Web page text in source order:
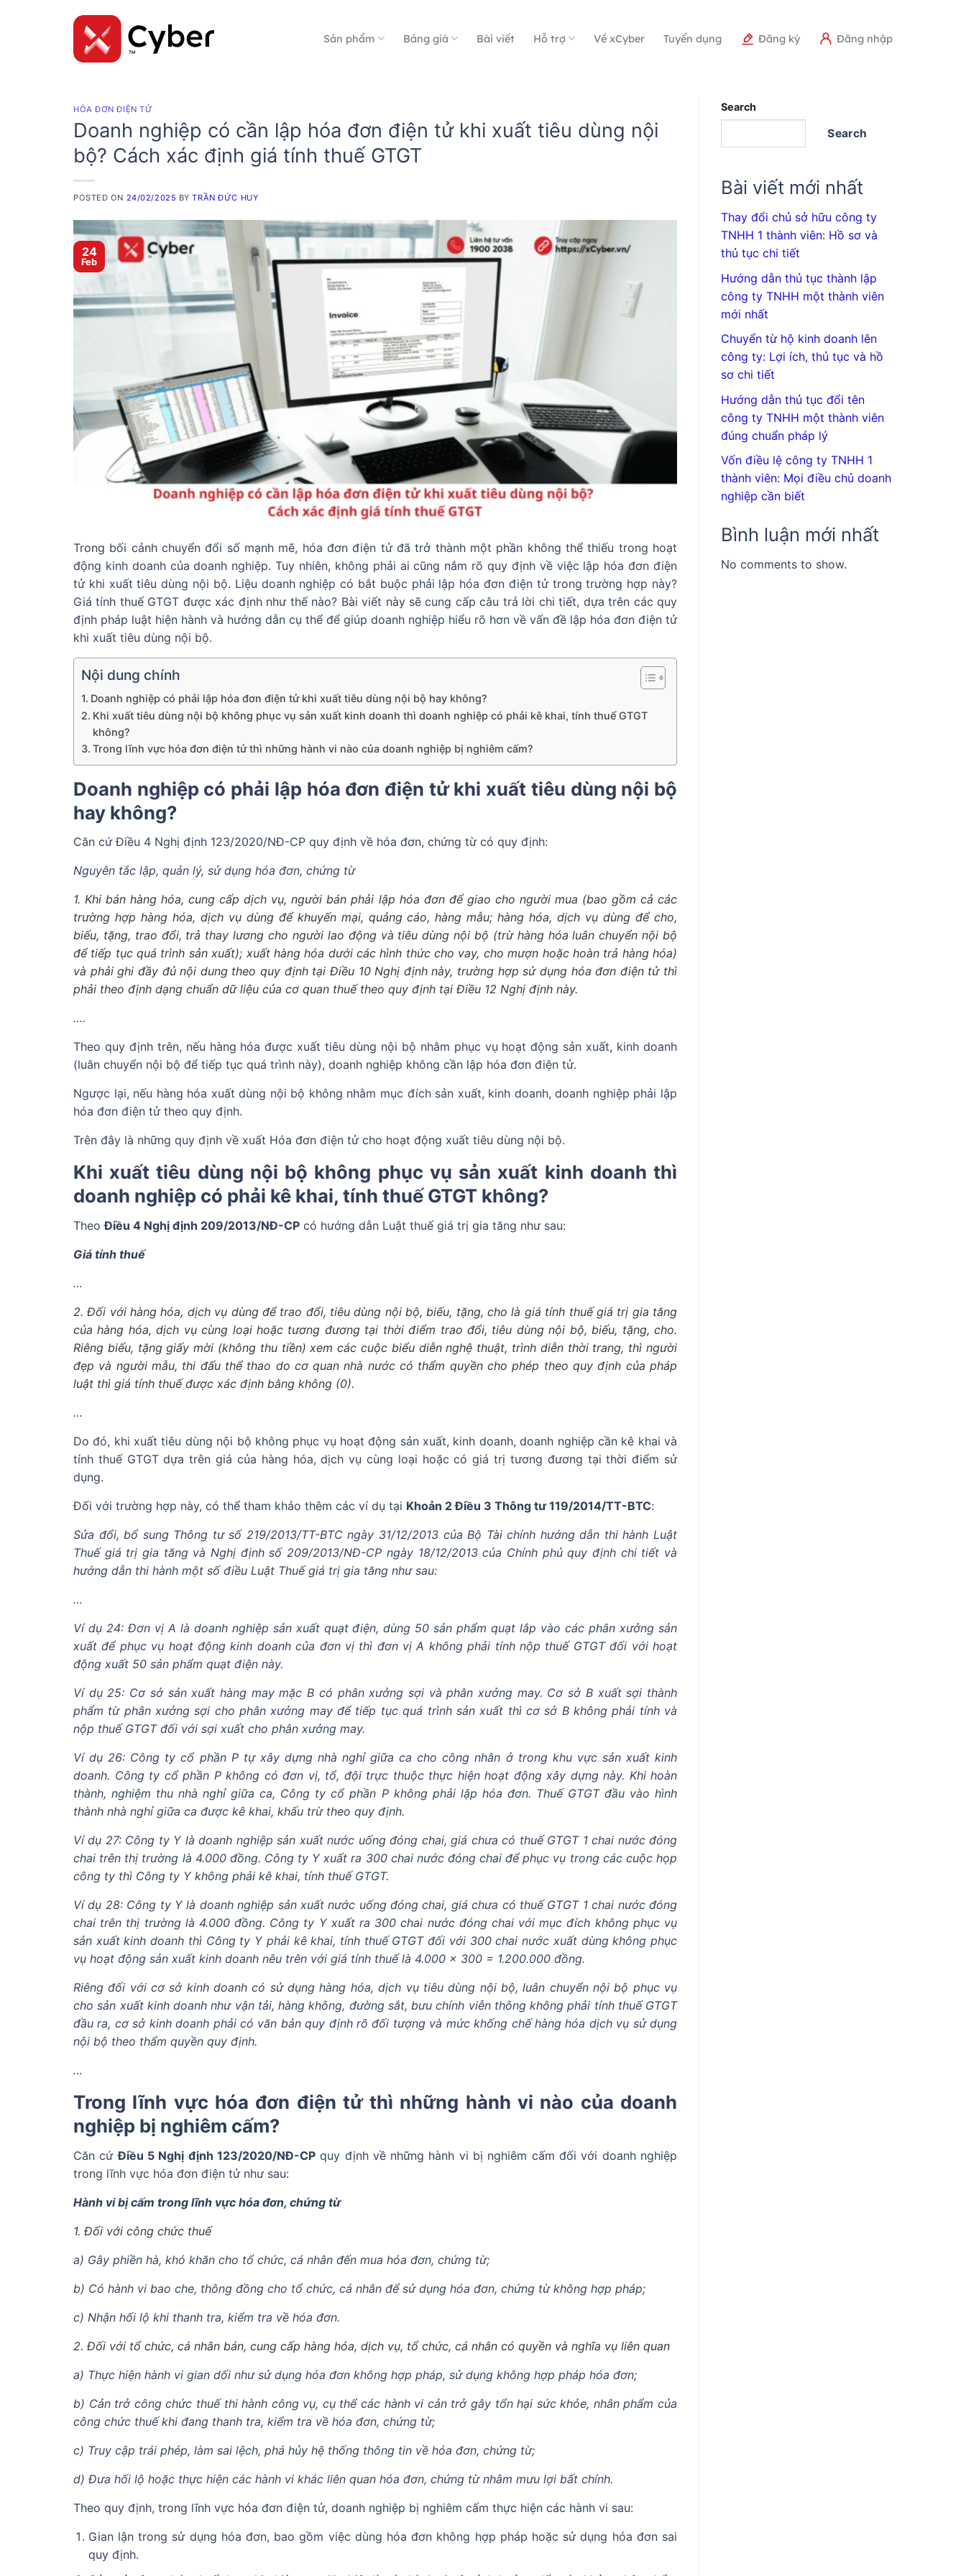
Sản phẩm Bảng giá Bài viết Hỗ trợ Về xCyber Tuyển dụng Đăng ký Đăng nhập
HÓA ĐƠN ĐIỆN TỬ
Doanh nghiệp có cần lập hóa đơn điện tử khi xuất tiêu dùng nội
bộ? Cách xác định giá tính thuế GTGT
POSTED ON 24/02/2025 BYTRẦN ĐỨC HUY
24
Feb
Trong bối cảnh chuyển đổi số mạnh mẽ, hóa đơn điện tử đã trở thành một phần không thể thiếu trong hoạt
động kinh doanh của doanh nghiệp. Tuy nhiên, không phải ai cũng nắm rõ quy định về việc lập hóa đơn điện
tử khi xuất tiêu dùng nội bộ. Liệu doanh nghiệp có bắt buộc phải lập hóa đơn điện tử trong trường hợp này?
Giá tính thuế GTGT được xác định như thế nào? Bài viết này sẽ cung cấp câu trả lời chi tiết, dựa trên các quy
định pháp luật hiện hành và hướng dẫn cụ thể để giúp doanh nghiệp hiểu rõ hơn về vấn đề lập hóa đơn điện tử
khi xuất tiêu dùng nội bộ.
Nội dung chính
Doanh nghiệp có phải lập hóa đơn điện tử khi xuất tiêu dùng nội bộ hay không?
Khi xuất tiêu dùng nội bộ không phục vụ sản xuất kinh doanh thì doanh nghiệp có phải kê khai, tính thuế GTGT
không?
Trong lĩnh vực hóa đơn điện tử thì những hành vi nào của doanh nghiệp bị nghiêm cấm?
Doanh nghiệp có phải lập hóa đơn điện tử khi xuất tiêu dùng nội bộ
hay không?
Căn cứ Điều 4 Nghị định 123/2020/NĐ-CP quy định về hóa đơn, chứng từ có quy định:
Nguyên tắc lập, quản lý, sử dụng hóa đơn, chứng từ
1. Khi bán hàng hóa, cung cấp dịch vụ, người bán phải lập hóa đơn để giao cho người mua (bao gồm cả các
trường hợp hàng hóa, dịch vụ dùng để khuyến mại, quảng cáo, hàng mẫu; hàng hóa, dịch vụ dùng để cho,
biếu, tặng, trao đổi, trả thay lương cho người lao động và tiêu dùng nội bộ (trừ hàng hóa luân chuyển nội bộ
để tiếp tục quá trình sản xuất); xuất hàng hóa dưới các hình thức cho vay, cho mượn hoặc hoàn trả hàng hóa)
và phải ghi đầy đủ nội dung theo quy định tại Điều 10 Nghị định này, trường hợp sử dụng hóa đơn điện tử thì
phải theo định dạng chuẩn dữ liệu của cơ quan thuế theo quy định tại Điều 12 Nghị định này.
….
Theo quy định trên, nếu hàng hóa được xuất tiêu dùng nội bộ nhằm phục vụ hoạt động sản xuất, kinh doanh
(luân chuyển nội bộ để tiếp tục quá trình này), doanh nghiệp không cần lập hóa đơn điện tử.
Ngược lại, nếu hàng hóa xuất dùng nội bộ không nhằm mục đích sản xuất, kinh doanh, doanh nghiệp phải lập
hóa đơn điện tử theo quy định.
Trên đây là những quy định về xuất Hóa đơn điện tử cho hoạt động xuất tiêu dùng nội bộ.
Khi xuất tiêu dùng nội bộ không phục vụ sản xuất kinh doanh thì
doanh nghiệp có phải kê khai, tính thuế GTGT không?
TheoĐiều 4 Nghị định 209/2013/NĐ-CP có hướng dẫn Luật thuế giá trị gia tăng như sau:
Giá tính thuế
…
2. Đối với hàng hóa, dịch vụ dùng để trao đổi, tiêu dùng nội bộ, biếu, tặng, cho là giá tính thuế giá trị gia tăng
của hàng hóa, dịch vụ cùng loại hoặc tương đương tại thời điểm trao đổi, tiêu dùng nội bộ, biếu, tặng, cho.
Riêng biếu, tặng giấy mời (không thu tiền) xem các cuộc biểu diễn nghệ thuật, trình diễn thời trang, thì người
đẹp và người mẫu, thi đấu thể thao do cơ quan nhà nước có thẩm quyền cho phép theo quy định của pháp
luật thì giá tính thuế được xác định bằng không (0).
…
Do đó, khi xuất tiêu dùng nội bộ không phục vụ hoạt động sản xuất, kinh doanh, doanh nghiệp cần kê khai và
tính thuế GTGT dựa trên giá của hàng hóa, dịch vụ cùng loại hoặc có giá trị tương đương tại thời điểm sử
dụng.
Đối với trường hợp này, có thể tham khảo thêm các ví dụ tại Khoản 2 Điều 3 Thông tư 119/2014/TT-BTC:
Sửa đổi, bổ sung Thông tư số 219/2013/TT-BTC ngày 31/12/2013 của Bộ Tài chính hướng dẫn thi hành Luật
Thuế giá trị gia tăng và Nghị định số 209/2013/NĐ-CP ngày 18/12/2013 của Chính phủ quy định chi tiết và
hướng dẫn thi hành một số điều Luật Thuế giá trị gia tăng như sau:
…
Ví dụ 24: Đơn vị A là doanh nghiệp sản xuất quạt điện, dùng 50 sản phẩm quạt lắp vào các phân xưởng sản
xuất để phục vụ hoạt động kinh doanh của đơn vị thì đơn vị A không phải tính nộp thuế GTGT đối với hoạt
động xuất 50 sản phẩm quạt điện này.
Ví dụ 25: Cơ sở sản xuất hàng may mặc B có phân xưởng sợi và phân xưởng may. Cơ sở B xuất sợi thành
phẩm từ phân xưởng sợi cho phân xưởng may để tiếp tục quá trình sản xuất thì cơ sở B không phải tính và
nộp thuế GTGT đối với sợi xuất cho phân xưởng may.
Ví dụ 26: Công ty cổ phần P tự xây dựng nhà nghỉ giữa ca cho công nhân ở trong khu vực sản xuất kinh
doanh. Công ty cổ phần P không có đơn vị, tổ, đội trực thuộc thực hiện hoạt động xây dựng này. Khi hoàn
thành, nghiệm thu nhà nghỉ giữa ca, Công ty cổ phần P không phải lập hóa đơn. Thuế GTGT đầu vào hình
thành nhà nghỉ giữa ca được kê khai, khấu trừ theo quy định.
Ví dụ 27: Công ty Y là doanh nghiệp sản xuất nước uống đóng chai, giá chưa có thuế GTGT 1 chai nước đóng
chai trên thị trường là 4.000 đồng. Công ty Y xuất ra 300 chai nước đóng chai để phục vụ trong các cuộc họp
công ty thì Công ty Y không phải kê khai, tính thuế GTGT.
Ví dụ 28: Công ty Y là doanh nghiệp sản xuất nước uống đóng chai, giá chưa có thuế GTGT 1 chai nước đóng
chai trên thị trường là 4.000 đồng. Công ty Y xuất ra 300 chai nước đóng chai với mục đích không phục vụ
sản xuất kinh doanh thì Công ty Y phải kê khai, tính thuế GTGT đối với 300 chai nước xuất dùng không phục
vụ hoạt động sản xuất kinh doanh nêu trên với giá tính thuế là 4.000 x 300 = 1.200.000 đồng.
Riêng đối với cơ sở kinh doanh có sử dụng hàng hóa, dịch vụ tiêu dùng nội bộ, luân chuyển nội bộ phục vụ
cho sản xuất kinh doanh như vận tải, hàng không, đường sắt, bưu chính viễn thông không phải tính thuế GTGT
đầu ra, cơ sở kinh doanh phải có văn bản quy định rõ đối tượng và mức khống chế hàng hóa dịch vụ sử dụng
nội bộ theo thẩm quyền quy định.
…
Trong lĩnh vực hóa đơn điện tử thì những hành vi nào của doanh
nghiệp bị nghiêm cấm?
Căn cứĐiều 5 Nghị định 123/2020/NĐ-CPquy định về những hành vi bị nghiêm cấm đối với doanh nghiệp
trong lĩnh vực hóa đơn điện tử như sau:
Hành vi bị cấm trong lĩnh vực hóa đơn, chứng từ
1. Đối với công chức thuế
a) Gây phiền hà, khó khăn cho tổ chức, cá nhân đến mua hóa đơn, chứng từ;
b) Có hành vi bao che, thông đồng cho tổ chức, cá nhân để sử dụng hóa đơn, chứng từ không hợp pháp;
c) Nhận hối lộ khi thanh tra, kiểm tra về hóa đơn.
2. Đối với tổ chức, cá nhân bán, cung cấp hàng hóa, dịch vụ, tổ chức, cá nhân có quyền và nghĩa vụ liên quan
a) Thực hiện hành vi gian dối như sử dụng hóa đơn không hợp pháp, sử dụng không hợp pháp hóa đơn;
b) Cản trở công chức thuế thi hành công vụ, cụ thể các hành vi cản trở gây tổn hại sức khỏe, nhân phẩm của
công chức thuế khi đang thanh tra, kiểm tra về hóa đơn, chứng từ;
c) Truy cập trái phép, làm sai lệch, phá hủy hệ thống thông tin về hóa đơn, chứng từ;
d) Đưa hối lộ hoặc thực hiện các hành vi khác liên quan hóa đơn, chứng từ nhằm mưu lợi bất chính.
Theo quy định, trong lĩnh vực hóa đơn điện tử, doanh nghiệp bị nghiêm cấm thực hiện các hành vi sau:
Gian lận trong sử dụng hóa đơn, bao gồm việc dùng hóa đơn không hợp pháp hoặc sử dụng hóa đơn sai
quy định.
Search
Search
Bài viết mới nhất
Thay đổi chủ sở hữu công ty
TNHH 1 thành viên: Hồ sơ và
thủ tục chi tiết
Hướng dẫn thủ tục thành lập
công ty TNHH một thành viên
mới nhất
Chuyển từ hộ kinh doanh lên
công ty: Lợi ích, thủ tục và hồ
sơ chi tiết
Hướng dẫn thủ tục đổi tên
công ty TNHH một thành viên
đúng chuẩn pháp lý
Vốn điều lệ công ty TNHH 1
thành viên: Mọi điều chủ doanh
nghiệp cần biết
Bình luận mới nhất
No comments to show.